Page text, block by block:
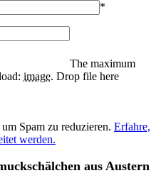
*
The maximum
image. Drop file here
Spam zu reduzieren. Erfahre,
werden.
aus Austern